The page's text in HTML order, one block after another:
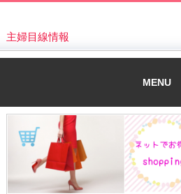
主婦目線情報
MENU